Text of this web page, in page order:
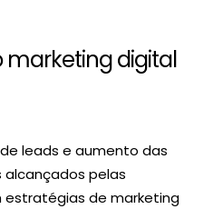
digital
leads e aumento das
pelas
de marketing